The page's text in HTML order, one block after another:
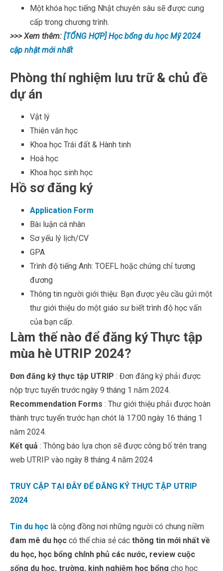
Một khóa học tiếng Nhật chuyên sâu sẽ được cung
cấp trong chương trình.
>>> Xem thêm: [TỔNG HỢP] Học bổng du học Mỹ 2024
cập nhật mới nhất
Phòng thí nghiệm lưu trữ & chủ đề
dự án
Vật lý
Thiên văn học
Khoa học Trái đất & Hành tinh
Hoá học
Khoa học sinh học
Hồ sơ đăng ký
Application Form
Bài luận cá nhân
Sơ yếu lý lịch/CV
GPA
Trình độ tiếng Anh: TOEFL hoặc chứng chỉ tương
đương
Thông tin người giới thiệu: Bạn được yêu cầu gửi một
thư giới thiệu do một giáo sư biết trình độ học vấn
của bạn cấp.
Làm thế nào để đăng ký Thực tập
mùa hè UTRIP 2024?
Đơn đăng ký thực tập UTRIP : Đơn đăng ký phải được
nộp trực tuyến trước ngày 9 tháng 1 năm 2024.
Recommendation Forms : Thư giới thiệu phải được hoàn
thành trực tuyến trước hạn chót là 17:00 ngày 16 tháng 1
năm 2024.
Kết quả : Thông báo lựa chọn sẽ được công bố trên trang
web UTRIP vào ngày 8 tháng 4 năm 2024
TRUY CẬP TẠI ĐÂY ĐỂ ĐĂNG KÝ THỰC TẬP UTRIP
2024
Tin du học là cộng đồng nơi những người có chung niềm
đam mê du học có thể chia sẻ các thông tin mới nhất về
du học, học bổng chính phủ các nước, review cuộc
sống du học, trường, kinh nghiệm học bổng cho học